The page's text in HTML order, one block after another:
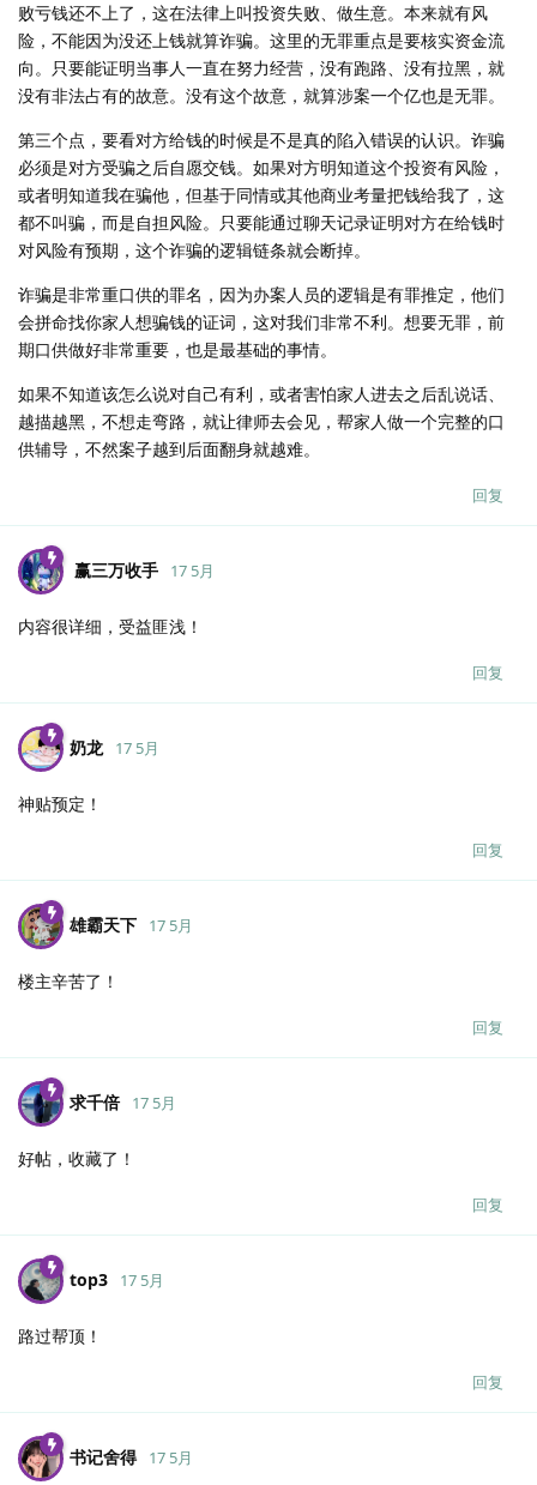
败亏钱还不上了，这在法律上叫投资失败、做生意。本来就有风
险，不能因为没还上钱就算诈骗。这里的无罪重点是要核实资金流
向。只要能证明当事人一直在努力经营，没有跑路、没有拉黑，就
没有非法占有的故意。没有这个故意，就算涉案一个亿也是无罪。
第三个点，要看对方给钱的时候是不是真的陷入错误的认识。诈骗
必须是对方受骗之后自愿交钱。如果对方明知道这个投资有风险，
或者明知道我在骗他，但基于同情或其他商业考量把钱给我了，这
都不叫骗，而是自担风险。只要能通过聊天记录证明对方在给钱时
对风险有预期，这个诈骗的逻辑链条就会断掉。
诈骗是非常重口供的罪名，因为办案人员的逻辑是有罪推定，他们
会拼命找你家人想骗钱的证词，这对我们非常不利。想要无罪，前
期口供做好非常重要，也是最基础的事情。
如果不知道该怎么说对自己有利，或者害怕家人进去之后乱说话、
越描越黑，不想走弯路，就让律师去会见，帮家人做一个完整的口
供辅导，不然案子越到后面翻身就越难。
回复
赢三万收手 17 5月
内容很详细，受益匪浅！
回复
奶龙 17 5月
神贴预定！
回复
雄霸天下 17 5月
楼主辛苦了！
回复
求千倍 17 5月
好帖，收藏了！
回复
top3 17 5月
路过帮顶！
回复
书记舍得 17 5月